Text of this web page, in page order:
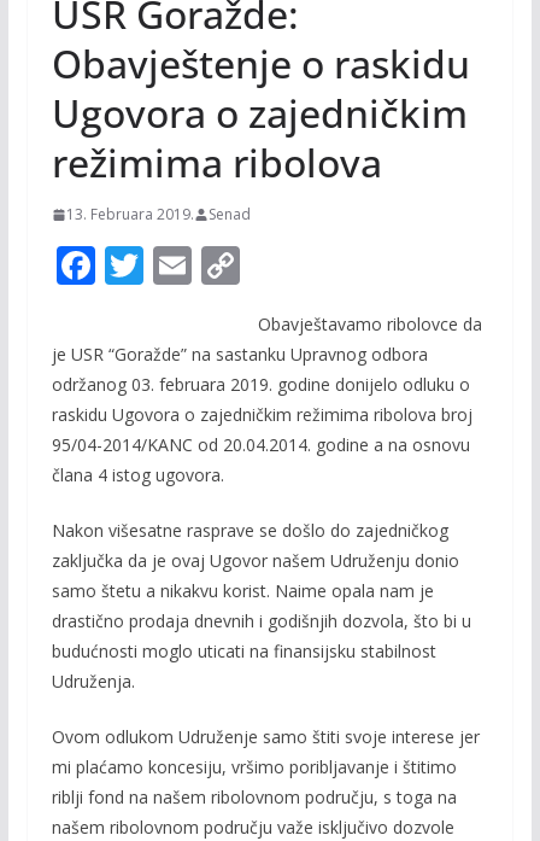
USR Goražde:
Obavještenje o raskidu
Ugovora o zajedničkim
režimima ribolova
13. Februara 2019. Senad
F
e
b
o
o
k
T
itt
er
E
ai
l
C
p
y
Li
n
Obavještavamo ribolovce da
je USR “Goražde” na sastanku Upravnog odbora
održanog 03. februara 2019. godine donijelo odluku o
raskidu Ugovora o zajedničkim režimima ribolova broj
95/04-2014/KANC od 20.04.2014. godine a na osnovu
člana 4 istog ugovora.
Nakon višesatne rasprave se došlo do zajedničkog
zaključka da je ovaj Ugovor našem Udruženju donio
samo štetu a nikakvu korist. Naime opala nam je
drastično prodaja dnevnih i godišnjih dozvola, što bi u
budućnosti moglo uticati na finansijsku stabilnost
Udruženja.
Ovom odlukom Udruženje samo štiti svoje interese jer
mi plaćamo koncesiju, vršimo poribljavanje i štitimo
riblji fond na našem ribolovnom području, s toga na
našem ribolovnom području važe isključivo dozvole